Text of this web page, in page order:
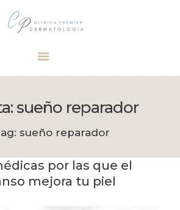
sueño reparador
sueño reparador
de confianza en Palma
por las que el
mejora tu piel